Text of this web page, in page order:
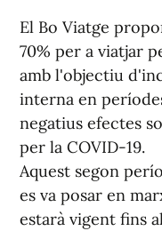
El Bo Viatge
70% per a viatjar
amb l'objectiu
interna en
negatius efectes
per la COVID-19.
Aquest segon
es va posar en
estarà vigent fins